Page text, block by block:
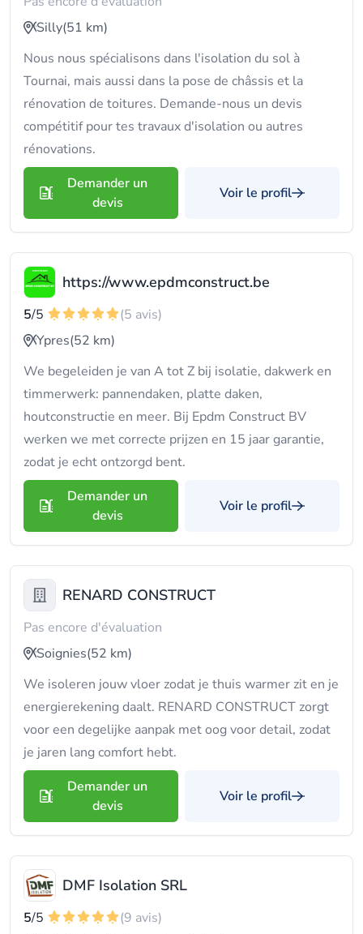
Silly(51 km)
Nous nous spécialisons dans l'isolation du sol à
Tournai, mais aussi dans la pose de châssis et la
rénovation de toitures. Demande-nous un devis
compétitif pour tes travaux d'isolation ou autres
rénovations.
Demander un
devis
Voir le profil
https://www.epdmconstruct.be
5/5
(5 avis)
Ypres(52 km)
We begeleiden je van A tot Z bij isolatie, dakwerk en
timmerwerk: pannendaken, platte daken,
houtconstructie en meer. Bij Epdm Construct BV
werken we met correcte prijzen en 15 jaar garantie,
zodat je echt ontzorgd bent.
Demander un
devis
Voir le profil
RENARD CONSTRUCT
Pas encore d'évaluation
Soignies(52 km)
We isoleren jouw vloer zodat je thuis warmer zit en je
energierekening daalt. RENARD CONSTRUCT zorgt
voor een degelijke aanpak met oog voor detail, zodat
je jaren lang comfort hebt.
Demander un
devis
Voir le profil
DMF Isolation SRL
5/5
(9 avis)